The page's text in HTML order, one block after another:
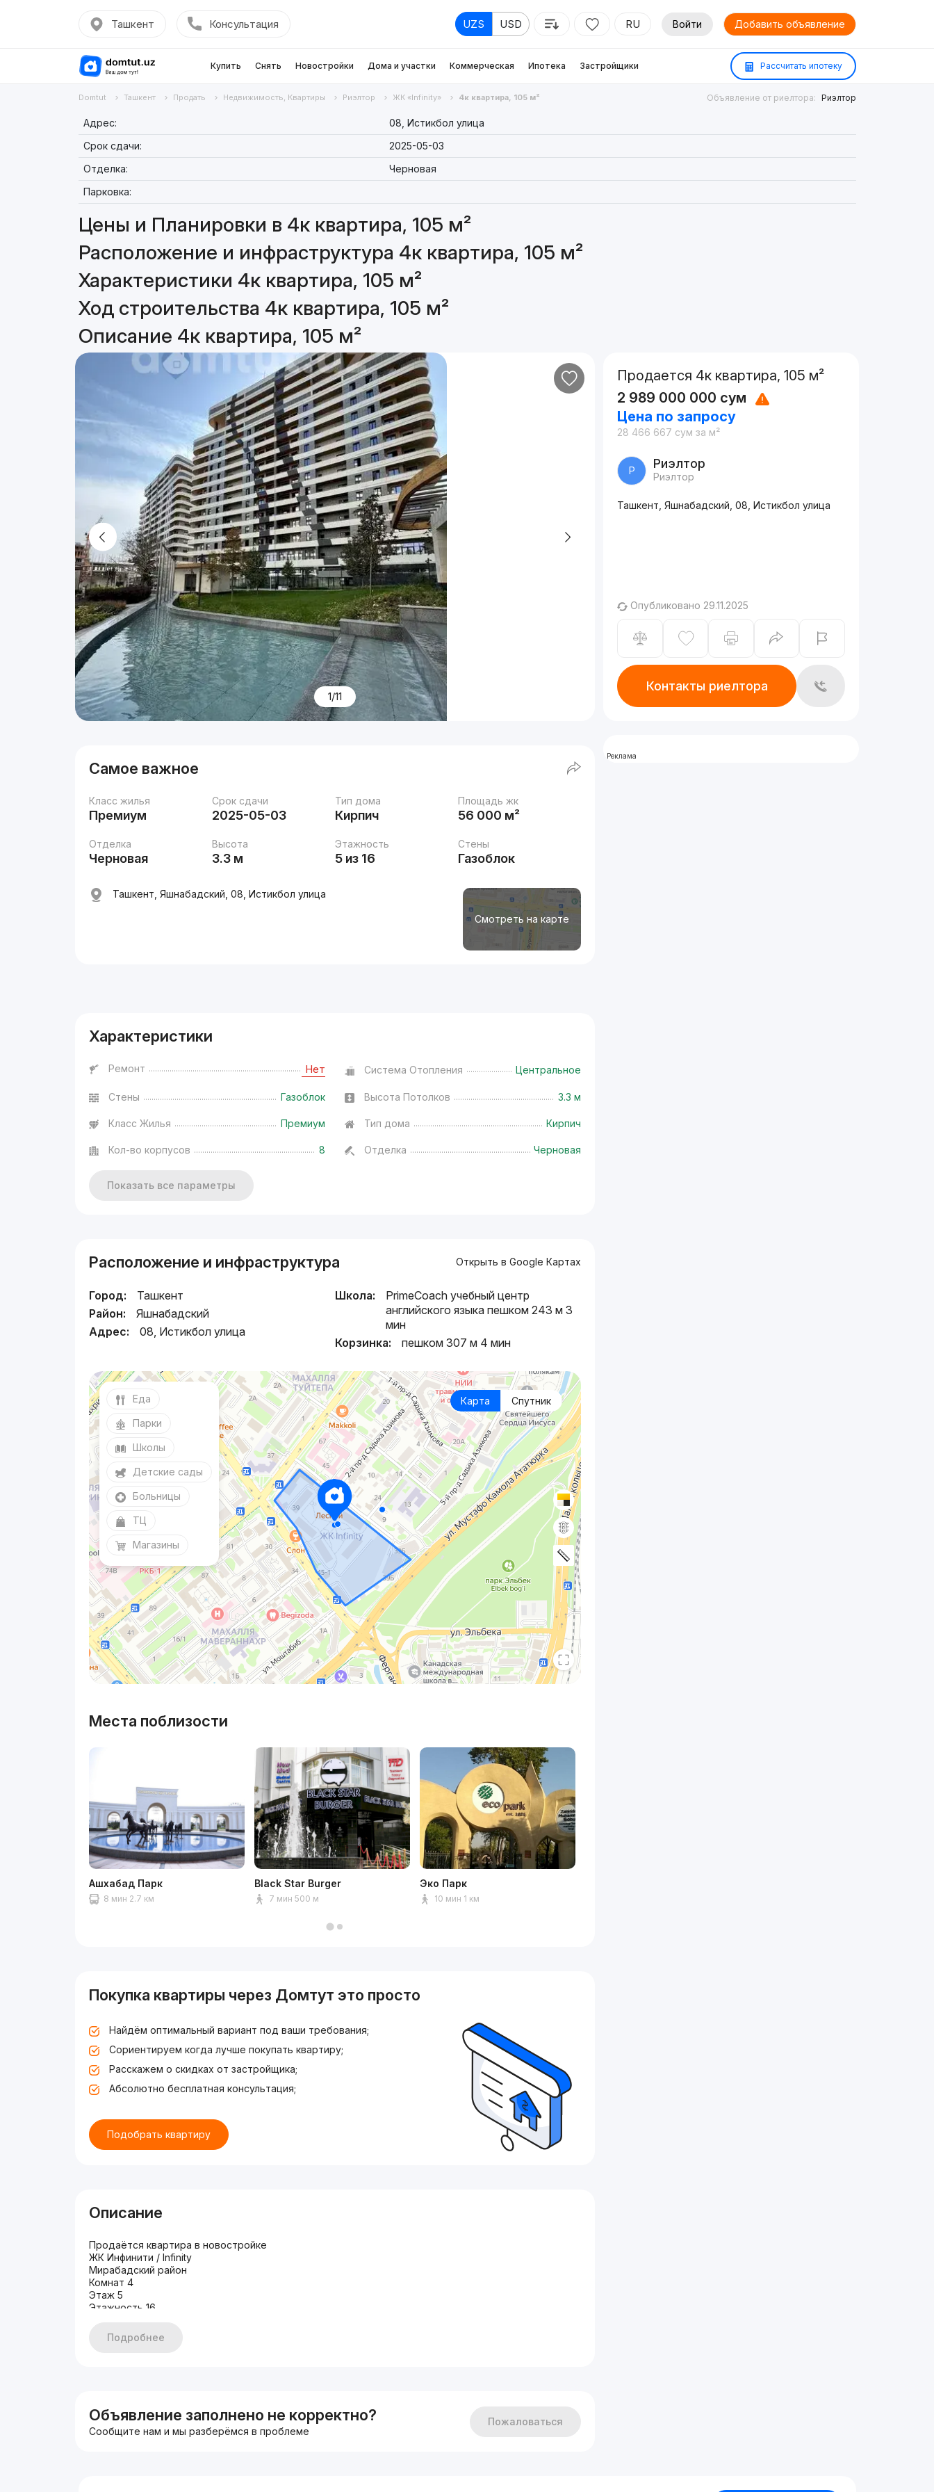
Ташкент Консультация UZS USD RU Войти Добавить объявление
Купить Снять Новостройки Дома и участки Коммерческая Ипотека Застройщики Рассчитать ипотеку
Domtut Ташкент Продать Недвижимость, Квартиры Риэлтор ЖК «Infinity» 4к квартира, 105 м² Объявление от риелтора: Риэлтор
Адрес:
08, Истикбол улица
Срок сдачи:
2025-05-03
Отделка:
Черновая
Парковка:
Цены и Планировки в 4к квартира, 105 м²
Расположение и инфраструктура 4к квартира, 105 м²
Характеристики 4к квартира, 105 м²
Ход строительства 4к квартира, 105 м²
Описание 4к квартира, 105 м²
1/11
Самое важное
Класс жилья
Премиум
Срок сдачи
2025-05-03
Тип дома
Кирпич
Площадь жк
56 000 м²
Отделка
Черновая
Высота
3.3 м
Этажность
5 из 16
Стены
Газоблок
Смотреть на карте
Ташкент, Яшнабадский, 08, Истикбол улица
Характеристики
Ремонт Нет Система Отопления Центральное
Стены Газоблок Высота Потолков 3.3 м
Класс Жилья Премиум Тип дома Кирпич
Кол-во корпусов 8 Отделка Черновая
Показать все параметры
Расположение и инфраструктура Открыть в Google Картах
Город:
Ташкент
Район:
Яшнабадский
Адрес:
08, Истикбол улица
Школа:
PrimeCoach учебный центр
английского языка пешком 243 м 3
мин
Корзинка:
пешком 307 м 4 мин
Карта Спутник
Еда
Парки
Школы
Детские сады
Больницы
ТЦ
Магазины
Места поблизости
Ашхабад Парк
8 мин 2.7 км
Black Star Burger
7 мин 500 м
Эко Парк
10 мин 1 км
Покупка квартиры через Домтут это просто
Найдём оптимальный вариант под ваши требования;
Сориентируем когда лучше покупать квартиру;
Расскажем о скидках от застройщика;
Абсолютно бесплатная консультация;
Подобрать квартиру
Описание
Продаётся квартира в новостройке
ЖК Инфинити / Infinity
Мирабадский район
Комнат 4
Этаж 5
Этажность 16
Состояние Коробка
Цена 245
Подробнее
Объявление заполнено не корректно?
Сообщите нам и мы разберёмся в проблеме
Пожаловаться
Продается 4к квартира, 105 м²
2 989 000 000 сум
Цена по запросу
28 466 667 сум за м²
Р Риэлтор
Риэлтор
Ташкент, Яшнабадский, 08, Истикбол улица
Опубликовано 29.11.2025
Контакты риелтора
Реклама